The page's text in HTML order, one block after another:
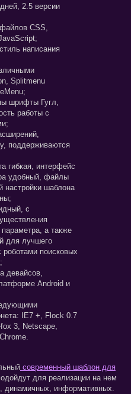
2.5 версии
CSS,
написания
Splitmenu
шрифты Гугл,
работы с
поддерживаются
гибкая, интерфейс
удобный, файлы
настройки шаблона
с
а также
для лучшего
роботами поисковых
девайсов,
Android и
IE7 +, Flock 0.7
3, Netscape,
современный шаблон для
для реализации на нем
динамичных, информативных.